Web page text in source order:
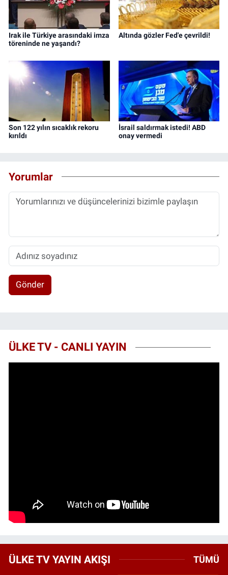
Irak ile Türkiye arasındaki imza
töreninde ne yaşandı?
Altında gözler Fed'e çevrildi!
Son 122 yılın sıcaklık rekoru
kırıldı
İsrail saldırmak istedi! ABD
onay vermedi
Yorumlar
Gönder
ÜLKE TV - CANLI YAYIN
ÜLKE TV YAYIN AKIŞI TÜMÜ